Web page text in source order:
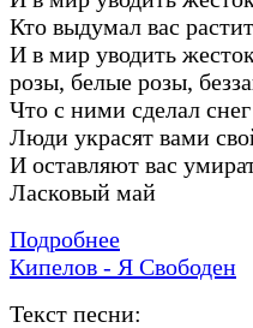
Кто выдумал вас
И в миp уводить
pозы, белые pозы,
Что с ними сделал
Люди укpасят вами
И оставляют вас
Ласковый май
Подробнее
Кипелов - Я Свободен
Текст песни: